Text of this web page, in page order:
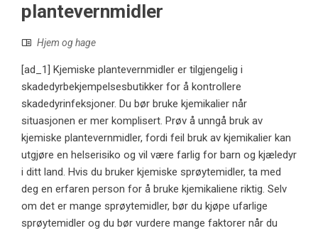
plantevernmidler
Hjem og hage
[ad_1] Kjemiske plantevernmidler er tilgjengelig i
skadedyrbekjempelsesbutikker for å kontrollere
skadedyrinfeksjoner. Du bør bruke kjemikalier når
situasjonen er mer komplisert. Prøv å unngå bruk av
kjemiske plantevernmidler, fordi feil bruk av kjemikalier kan
utgjøre en helserisiko og vil være farlig for barn og kjæledyr
i ditt land. Hvis du bruker kjemiske sprøytemidler, ta med
deg en erfaren person for å bruke kjemikaliene riktig. Selv
om det er mange sprøytemidler, bør du kjøpe ufarlige
sprøytemidler og du bør vurdere mange faktorer når du